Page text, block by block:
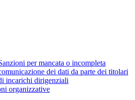
per mancata o incompleta
dei dati da parte dei titolari
incarichi dirigenziali
organizzative